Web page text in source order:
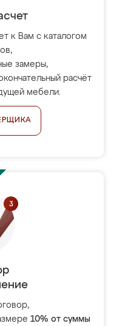
к Вам с каталогом
замеры,
расчёт
мебели.
10% от суммы